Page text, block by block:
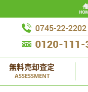
無料売却査定
ASSESSMENT